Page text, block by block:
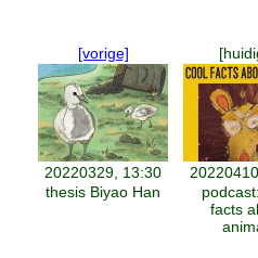
[vorige]
20220329, 13:30
thesis Biyao Han
facts